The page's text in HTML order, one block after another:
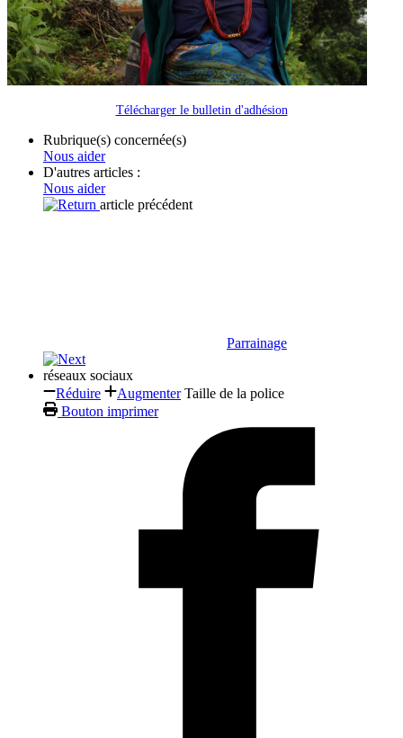
Télécharger le bulletin d'adhésion
Rubrique(s) concernée(s)
Nous aider
D'autres articles :
Nous aider
article précédent
Parrainage
réseaux sociaux
Réduire
Augmenter Taille de la police
Bouton imprimer